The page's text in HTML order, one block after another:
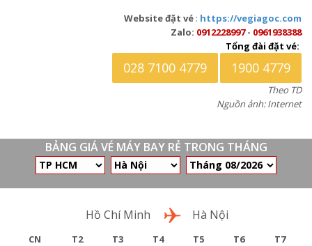
Website đặt vé : https://vegiagoc.com
Zalo: 0912228997- 0961938388
Tổng đài đặt vé:
028 7100 4779 1900 4779
Theo TD
Nguồn ảnh: Internet
BẢNG GIÁ VÉ MÁY BAY RẺ TRONG THÁNG
Hồ Chí Minh Hà Nội
CN T2 T3 T4 T5 T6 T7